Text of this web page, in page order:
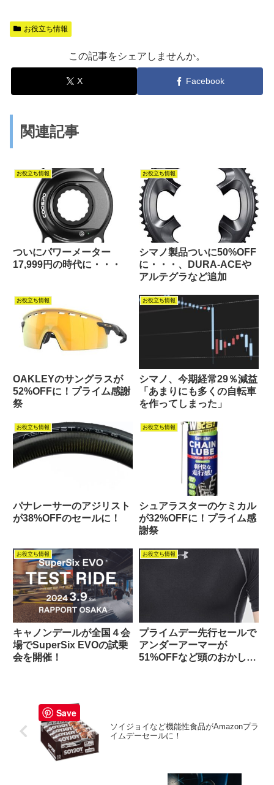
お役立ち情報
この記事をシェアしませんか。
X Facebook
関連記事
お役立ち情報
ついにパワーメーター
17,999円の時代に・・・
お役立ち情報
シマノ製品ついに50%OFF
に・・・、DURA-ACEや
アルテグラなど追加
お役立ち情報
OAKLEYのサングラスが
52%OFFに！プライム感謝
祭
お役立ち情報
シマノ、今期経常29％減益
「あまりにも多くの自転車
を作ってしまった」
お役立ち情報
パナレーサーのアジリスト
が38%OFFのセールに！
お役立ち情報
シュアラスターのケミカル
が32%OFFに！プライム感
謝祭
お役立ち情報
キャノンデールが全国４会
場でSuperSix EVOの試乗
会を開催！
お役立ち情報
プライムデー先行セールで
アンダーアーマーが
51%OFFなど頭のおかしい
ソイジョイなど機能性食品がAmazonプラ
イムデーセールに！
Save